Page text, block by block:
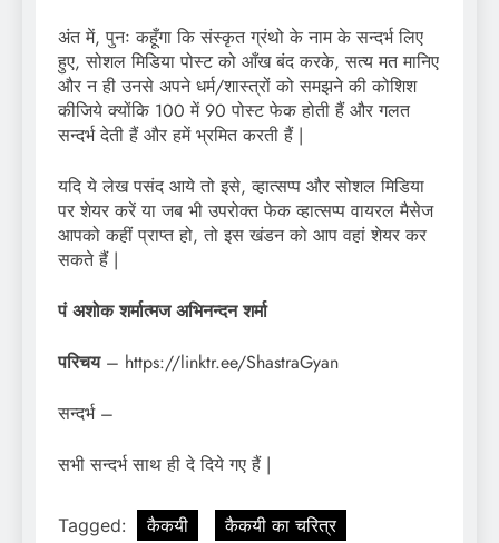
अंत में, पुनः कहूँगा कि संस्कृत ग्रंथो के नाम के सन्दर्भ लिए
हुए, सोशल मिडिया पोस्ट को आँख बंद करके, सत्य मत मानिए
और न ही उनसे अपने धर्म/शास्त्रों को समझने की कोशिश
कीजिये क्योंकि 100 में 90 पोस्ट फेक होती हैं और गलत
सन्दर्भ देती हैं और हमें भ्रमित करती हैं |
यदि ये लेख पसंद आये तो इसे, व्हात्सप्प और सोशल मिडिया
पर शेयर करें या जब भी उपरोक्त फेक व्हात्सप्प वायरल मैसेज
आपको कहीं प्राप्त हो, तो इस खंडन को आप वहां शेयर कर
सकते हैं |
पं अशोक शर्मात्मज अभिनन्दन शर्मा
परिचय– https://linktr.ee/ShastraGyan
सन्दर्भ –
सभी सन्दर्भ साथ ही दे दिये गए हैं |
Tagged: कैकयी
कैकयी का चरित्र